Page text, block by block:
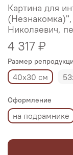
Картина для
Николаевич,
4 317 ₽
Размер
40х30 см
Оформление
на подрамнике